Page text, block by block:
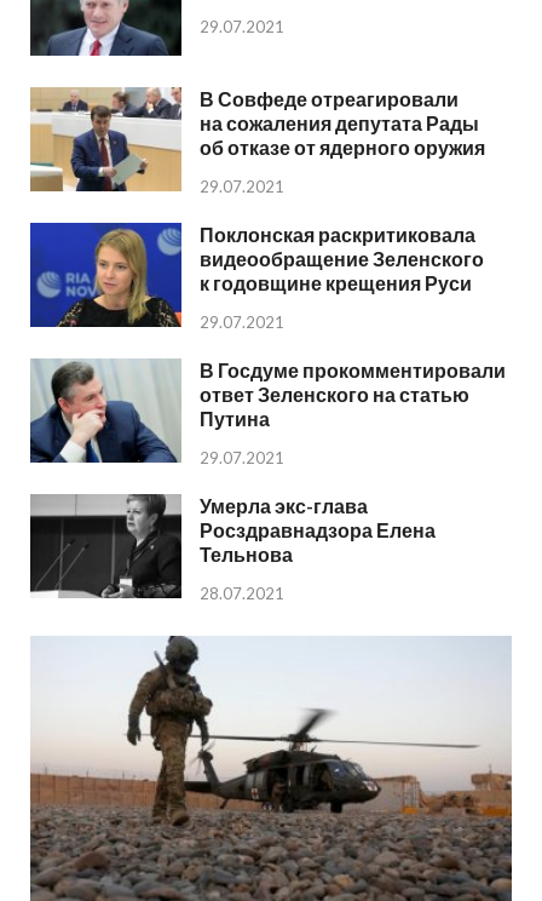
29.07.2021
В Совфеде отреагировали
на сожаления депутата Рады
об отказе от ядерного оружия
29.07.2021
Поклонская раскритиковала
видеообращение Зеленского
к годовщине крещения Руси
29.07.2021
В Госдуме прокомментировали
ответ Зеленского на статью
Путина
29.07.2021
Умерла экс-глава
Росздравнадзора Елена
Тельнова
28.07.2021